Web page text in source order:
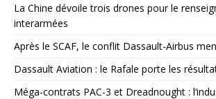
La Chine dévoile trois drones pour le
interarmées
Après le SCAF, le conflit Dassault-Airbus
Dassault Aviation : le Rafale porte les
Méga-contrats PAC-3 et Dreadnought :